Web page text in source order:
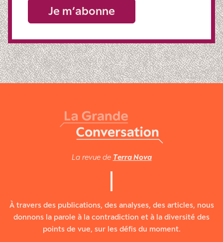
Je m‘abonne
La revue de Terra Nova
À travers des publications, des analyses, des articles, nous
donnons la parole à la contradiction et à la diversité des
points de vue, sur les défis du moment.